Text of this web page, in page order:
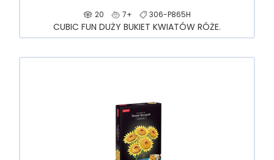
20 7+ 306-P865H
CUBIC FUN DUŻY BUKIET KWIATÓW RÓŻE.